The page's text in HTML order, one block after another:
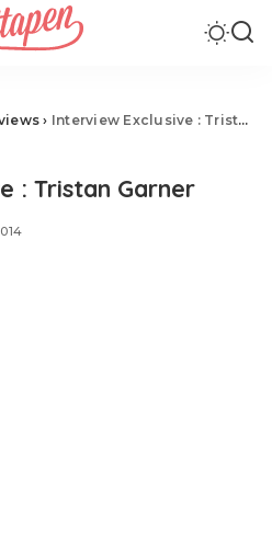
› Interview Exclusive : Tristan Garner
: Tristan Garner